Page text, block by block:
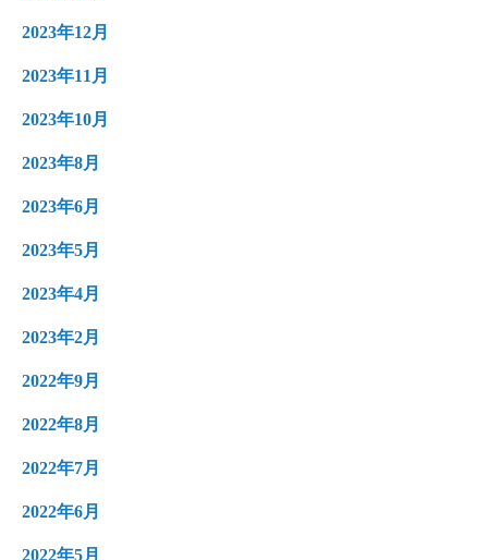
2023年12月
2023年11月
2023年10月
2023年8月
2023年6月
2023年5月
2023年4月
2023年2月
2022年9月
2022年8月
2022年7月
2022年6月
2022年5月